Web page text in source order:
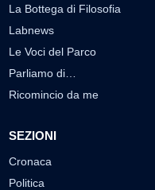
La Bottega di Filosofia
Labnews
Le Voci del Parco
Parliamo di…
Ricomincio da me
SEZIONI
Cronaca
Politica